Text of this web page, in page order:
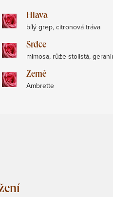
Hlava
bílý grep, citronová tráva
Srdce
mimosa, růže stolistá,
Země
Ambrette